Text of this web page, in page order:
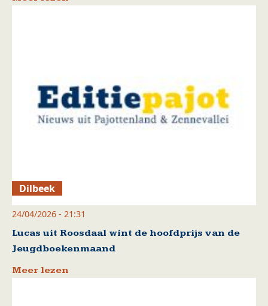
Dilbeek
24/04/2026 - 21:31
Lucas uit Roosdaal wint de hoofdprijs van de
Jeugdboekenmaand
Meer lezen